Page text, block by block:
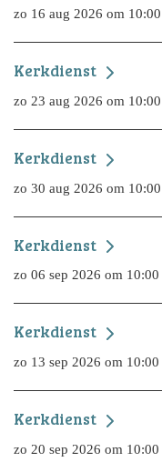
zo 16 aug 2026 om 10:00
Kerkdienst
zo 23 aug 2026 om 10:00
Kerkdienst
zo 30 aug 2026 om 10:00
Kerkdienst
zo 06 sep 2026 om 10:00
Kerkdienst
zo 13 sep 2026 om 10:00
Kerkdienst
zo 20 sep 2026 om 10:00